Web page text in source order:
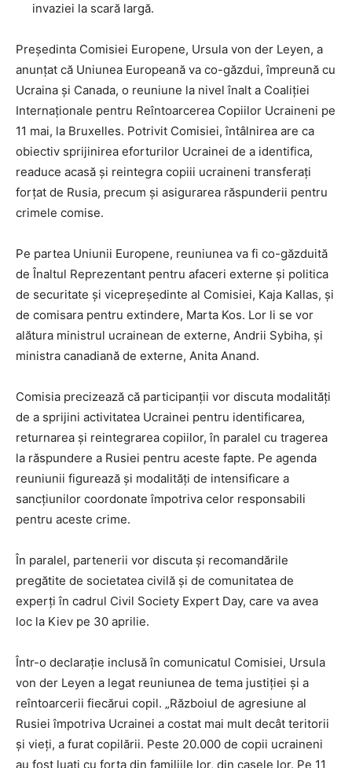
invaziei la scară largă.
Președinta Comisiei Europene, Ursula von der Leyen, a
anunțat că Uniunea Europeană va co-găzdui, împreună cu
Ucraina și Canada, o reuniune la nivel înalt a Coaliției
Internaționale pentru Reîntoarcerea Copiilor Ucraineni pe
11 mai, la Bruxelles. Potrivit Comisiei, întâlnirea are ca
obiectiv sprijinirea eforturilor Ucrainei de a identifica,
readuce acasă și reintegra copiii ucraineni transferați
forțat de Rusia, precum și asigurarea răspunderii pentru
crimele comise.
Pe partea Uniunii Europene, reuniunea va fi co-găzduită
de Înaltul Reprezentant pentru afaceri externe și politica
de securitate și vicepreședinte al Comisiei, Kaja Kallas, și
de comisara pentru extindere, Marta Kos. Lor li se vor
alătura ministrul ucrainean de externe, Andrii Sybiha, și
ministra canadiană de externe, Anita Anand.
Comisia precizează că participanții vor discuta modalități
de a sprijini activitatea Ucrainei pentru identificarea,
returnarea și reintegrarea copiilor, în paralel cu tragerea
la răspundere a Rusiei pentru aceste fapte. Pe agenda
reuniunii figurează și modalități de intensificare a
sancțiunilor coordonate împotriva celor responsabili
pentru aceste crime.
În paralel, partenerii vor discuta și recomandările
pregătite de societatea civilă și de comunitatea de
experți în cadrul Civil Society Expert Day, care va avea
loc la Kiev pe 30 aprilie.
Într-o declarație inclusă în comunicatul Comisiei, Ursula
von der Leyen a legat reuniunea de tema justiției și a
reîntoarcerii fiecărui copil. „Războiul de agresiune al
Rusiei împotriva Ucrainei a costat mai mult decât teritorii
și vieți, a furat copilării. Peste 20.000 de copii ucraineni
au fost luați cu forța din familiile lor, din casele lor. Pe 11